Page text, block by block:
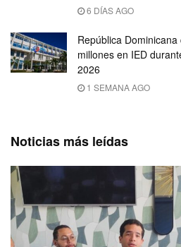
6 DÍAS AGO
República
millones en IED
2026
1 SEMANA AGO
Noticias más leídas